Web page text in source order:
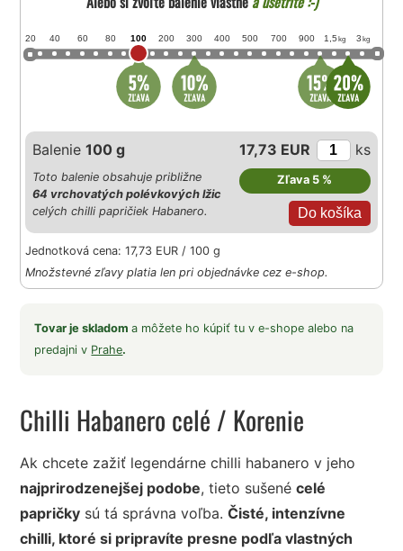
20 40 60 80 100 200 300 400 500 700 900 1,5 kg 3 kg
Balenie100 g 17,73 EUR ks
Zľava 5 %
Toto balenie obsahuje približne
64 vrchovatých polévkových lžic
celých chilli papričiek Habanero.
Jednotková cena: 17,73 EUR / 100 g
Množstevné zľavy platia len pri objednávke cez e-shop.
Tovar je skladoma môžete ho kúpiť tu v e-shope alebo na
predajni v Prahe.
Chilli Habanero celé / Korenie
Ak chcete zažiť legendárne chilli habanero v jeho
najprirodzenejšej podobe, tieto sušenécelé
papričky sú tá správna voľba.Čisté, intenzívne
chilli, ktoré si pripravíte presne podľa vlastných